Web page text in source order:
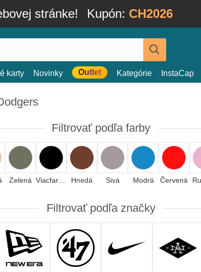
stránke! Kupón: CH2026
karty Novinky Outlet Kategórie InstaCap
Filtrovať podľa farby
Zelená Hnedá Sivá Modrá Červená
Filtrovať podľa značky